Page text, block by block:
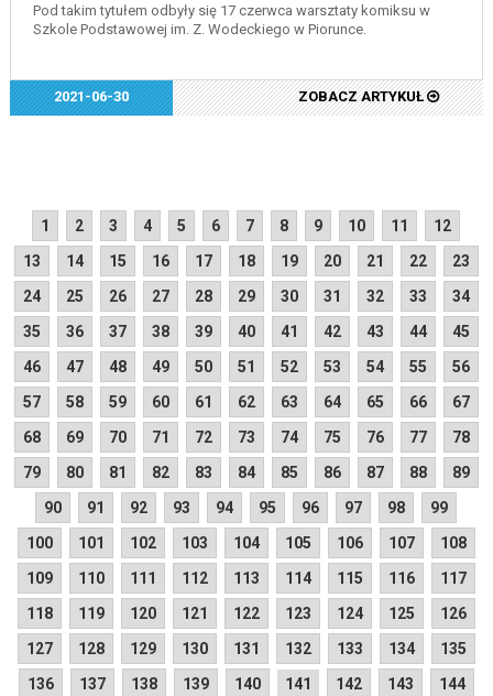
Pod takim tytułem odbyły się 17 czerwca warsztaty komiksu w
Szkole Podstawowej im. Z. Wodeckiego w Piorunce.
2021-06-30 ZOBACZ ARTYKUŁ
1 2 3 4 5 6 7 8 9 10 11
12
13
14 15 16 17 18 19 20 21 22
23
24
25 26 27 28 29 30 31 32 33
34
35
36 37 38 39 40 41 42 43 44
45
46
47 48 49 50 51 52 53 54 55
56
57
58 59 60 61 62 63 64 65 66
67
68
69 70 71 72 73 74 75 76 77
78
79
80 81 82 83 84 85 86 87 88
89
90
91 92 93 94 95 96 97 98
99
100
101 102 103 104 105 106 107
108
109
110 111 112 113 114 115 116
117
118
119 120 121 122 123 124 125
126
127
128 129 130 131 132 133 134
135
136
137 138 139 140 141 142 143 144